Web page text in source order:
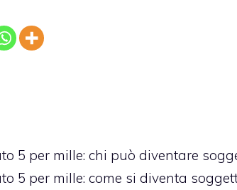
5 per mille: chi può diventare
5 per mille: come si diventa